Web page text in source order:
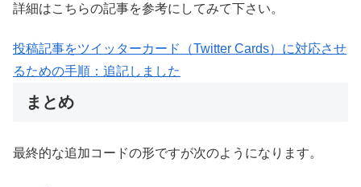
詳細はこちらの記事を参考にしてみて下さい。
投稿記事をツイッターカード（Twitter Cards）に対応させ
るための手順：追記しました
まとめ
最終的な追加コードの形ですが次のようになります。